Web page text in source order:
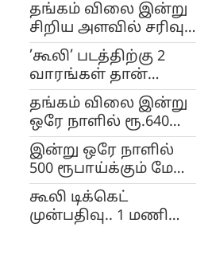
தங்கம் விலை இன்று
சிறிய அளவில் சரிவு..
சென்னையில் ஒரு
சவரன் எவ்வளவு?
’கூலி’ படத்திற்கு 2
வாரங்கள் தான்
டைம்.. அதன் பின்
வெளியாகும் 5
படங்கள்.. வசூலை
எடுக்க முடியுமா?
தங்கம் விலை இன்று
ஒரே நாளில் ரூ.640
சரிவு.. மீண்டும்
ரூ.75000க்குள்
விற்பனை..!
இன்று ஒரே நாளில்
500 ரூபாய்க்கும் மேல்
இறங்கிய தங்கம்..
இன்னும் இறங்குமா?
கூலி டிக்கெட்
முன்பதிவு.. 1 மணி